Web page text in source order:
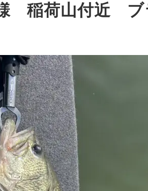
稲荷山付近 ブ